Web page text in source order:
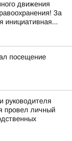
движения
За
инициативная...
посещение
руководителя
провел личный